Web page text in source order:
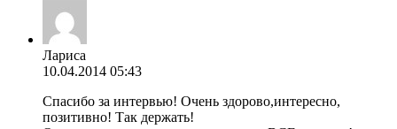
Лариса
10.04.2014 05:43
Спасибо за интервью! Очень здорово,интересно,
позитивно! Так держать!